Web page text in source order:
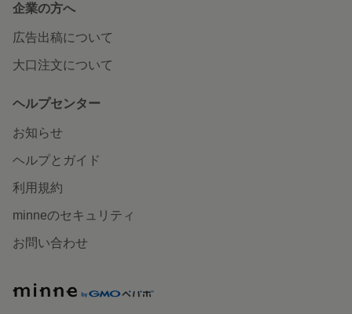
企業の方へ
広告出稿について
大口注文について
ヘルプセンター
お知らせ
ヘルプとガイド
利用規約
minneのセキュリティ
お問い合わせ